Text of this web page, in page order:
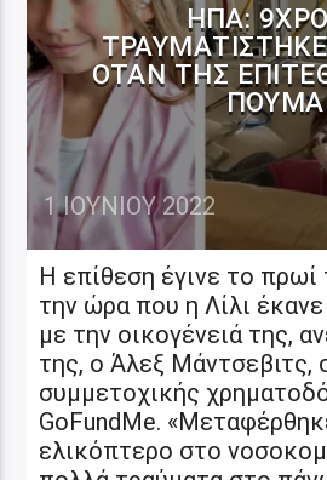
ΗΠΑ:
ΌΤΑΝ ΤΗΣ
ΠΟΎΜΑ
1 ΙΟΥΝΊΟΥ 2022
Η επίθεση έγινε το
την ώρα που η Λίλι
με την οικογένειά της,
της, ο Άλεξ Μάντσεβιτς,
συμμετοχικής
GoFundMe.
ελικόπτερο στο